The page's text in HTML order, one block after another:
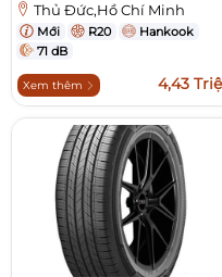
Thủ Đức,Hồ Chí Minh
Mới R20
Hankook
71 dB
Xem thêm 4,43